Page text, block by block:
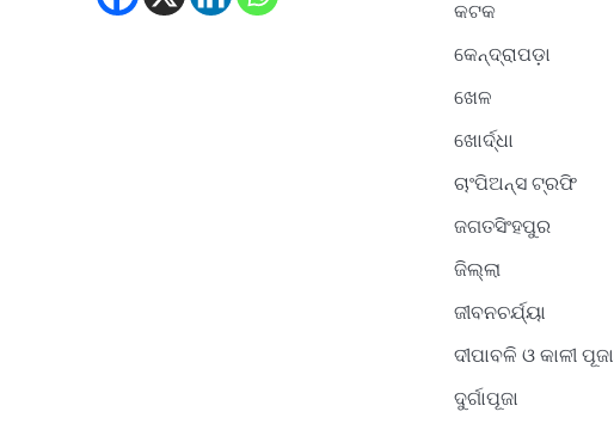
କଟକ
କେନ୍ଦ୍ରାପଡ଼ା
ଖେଳ
ଖୋର୍ଦ୍ଧା
ଚାଂପିଅନ୍ସ ଟ୍ରଫି
ଜଗତସିଂହପୁର
ଜିଲ୍ଲା
ଜୀବନଚର୍ଯ୍ୟା
ଦୀପାବଳି ଓ କାଳୀ ପୂଜା
ଦୁର୍ଗାପୂଜା